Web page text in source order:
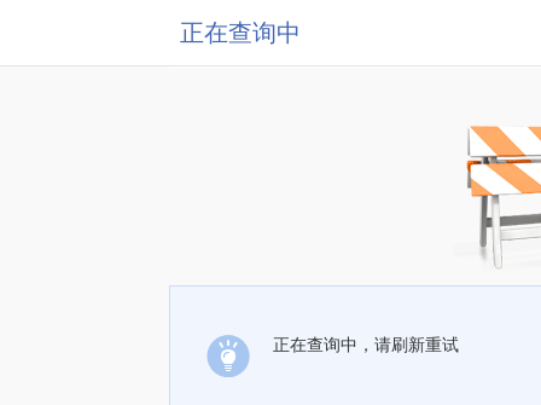
正在查询中
正在查询中，请刷新重试